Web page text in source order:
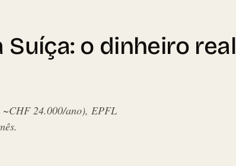
o dinheiro real
24.000/ano), EPFL